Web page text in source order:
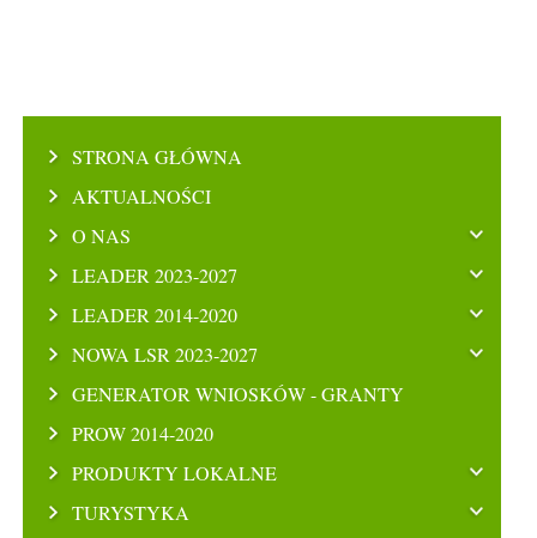
STRONA GŁÓWNA
AKTUALNOŚCI
O NAS
LEADER 2023-2027
LEADER 2014-2020
NOWA LSR 2023-2027
GENERATOR WNIOSKÓW - GRANTY
PROW 2014-2020
PRODUKTY LOKALNE
TURYSTYKA